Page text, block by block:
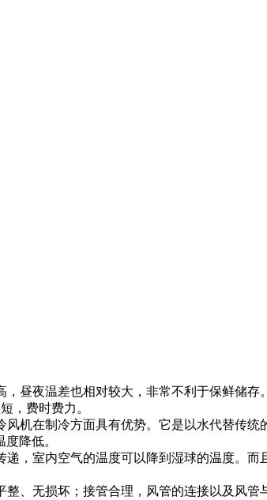
昼夜温差也相对较大，非常不利于保鲜储
，费时费力。
机在制冷方面具有优势。它是以水代替传
降低。
，室内空气的温度可以降到湿球的温度。
、无损坏；接管合理，风管的连接以及风